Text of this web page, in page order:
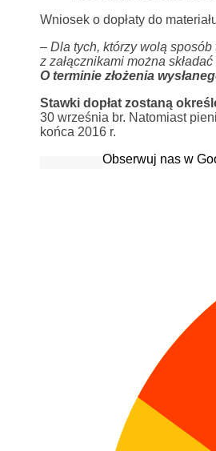
Wniosek o dopłaty do
– Dla tych, którzy wolą
z załącznikami można
O terminie złożenia
Stawki dopłat zostaną
30 września br. Natomiast
końca 2016 r.
Obserwuj nas w